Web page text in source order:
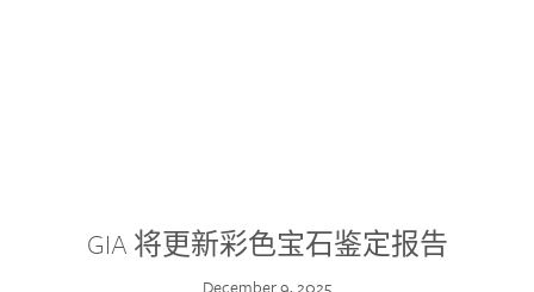
GIA 将更新彩色宝石鉴定报告